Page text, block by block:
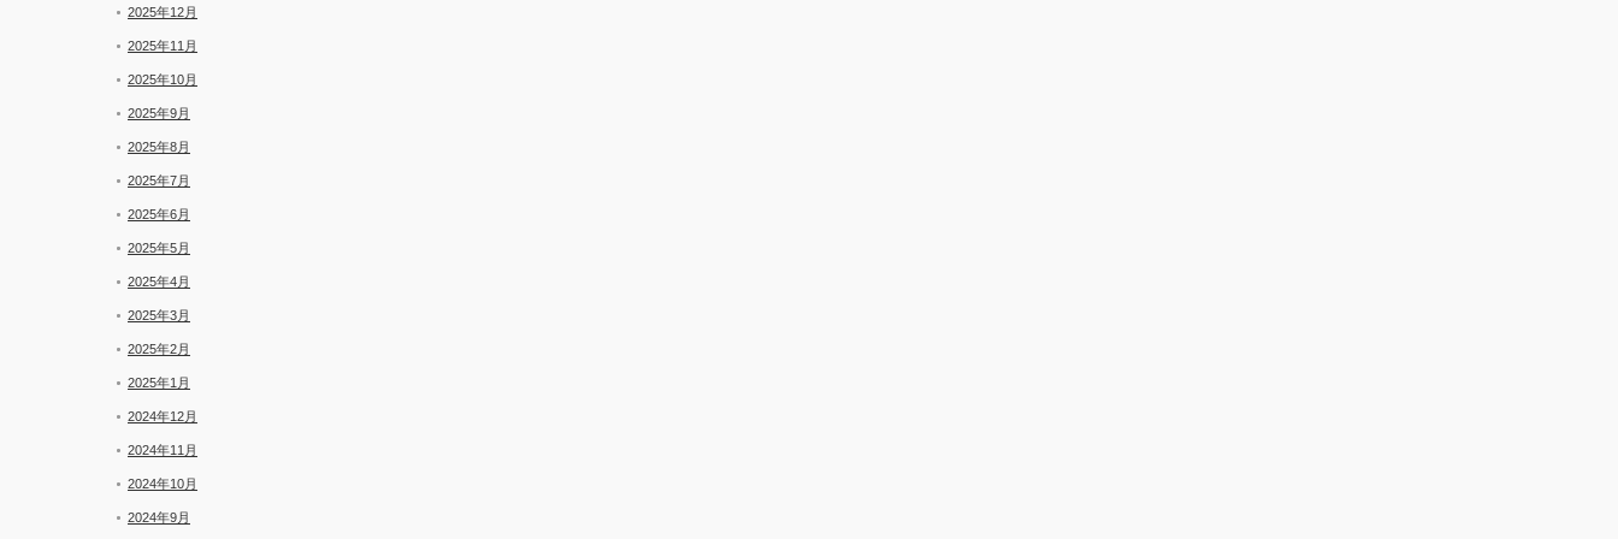
2025年12月
2025年11月
2025年10月
2025年9月
2025年8月
2025年7月
2025年6月
2025年5月
2025年4月
2025年3月
2025年2月
2025年1月
2024年12月
2024年11月
2024年10月
2024年9月